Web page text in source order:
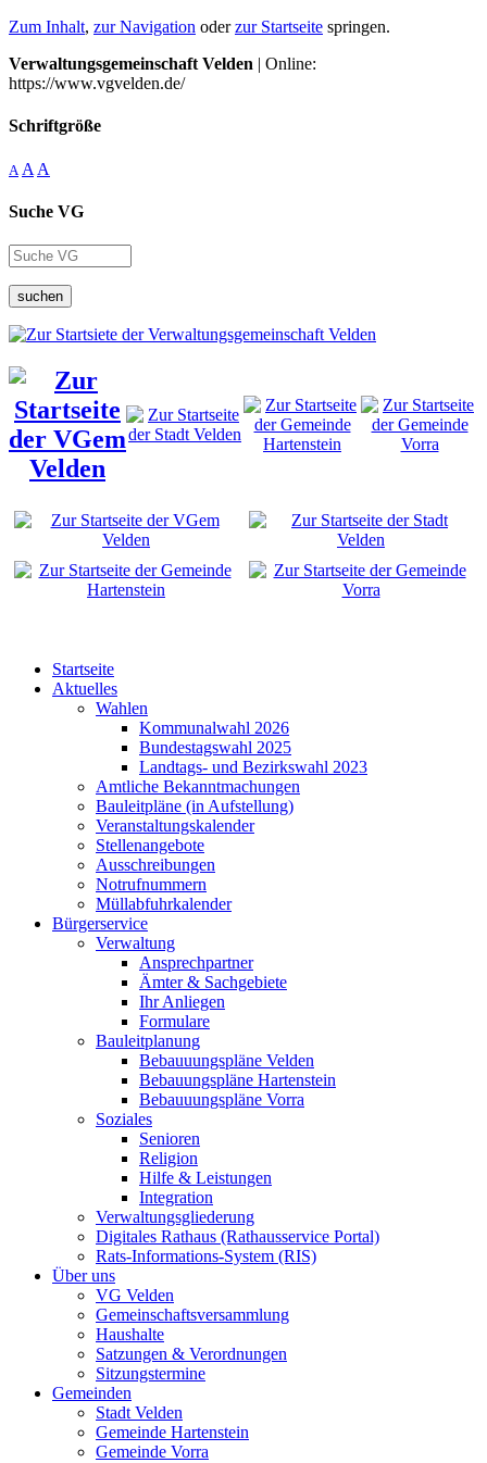
Zum Inhalt, zur Navigation oderzur Startseite springen.
Verwaltungsgemeinschaft Velden | Online:
https://www.vgvelden.de/
Schriftgröße
A A A
Suche VG
suchen
Startseite
Aktuelles
Wahlen
Kommunalwahl 2026
Bundestagswahl 2025
Landtags- und Bezirkswahl 2023
Amtliche Bekanntmachungen
Bauleitpläne (in Aufstellung)
Veranstaltungskalender
Stellenangebote
Ausschreibungen
Notrufnummern
Müllabfuhrkalender
Bürgerservice
Verwaltung
Ansprechpartner
Ämter & Sachgebiete
Ihr Anliegen
Formulare
Bauleitplanung
Bebauuungspläne Velden
Bebauungspläne Hartenstein
Bebauuungspläne Vorra
Soziales
Senioren
Religion
Hilfe & Leistungen
Integration
Verwaltungsgliederung
Digitales Rathaus (Rathausservice Portal)
Rats-Informations-System (RIS)
Über uns
VG Velden
Gemeinschaftsversammlung
Haushalte
Satzungen & Verordnungen
Sitzungstermine
Gemeinden
Stadt Velden
Gemeinde Hartenstein
Gemeinde Vorra